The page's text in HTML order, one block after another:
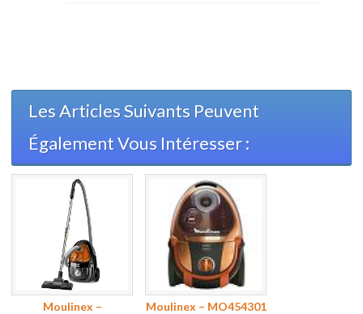
Les Articles Suivants Peuvent
Également Vous Intéresser :
Moulinex –
Moulinex – MO454301